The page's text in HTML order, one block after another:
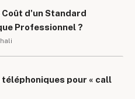
Coût d'un Standard
Professionnel ?
pour « call